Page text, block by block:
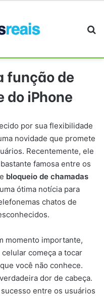
função de
iPhone
por sua flexibilidade
novidade que promete
Recentemente, ele
famosa entre os
bloqueio de chamadas
ótima notícia para
chatos de
momento importante,
começa a tocar
você não conhece.
dor de cabeça.
entre os usuários